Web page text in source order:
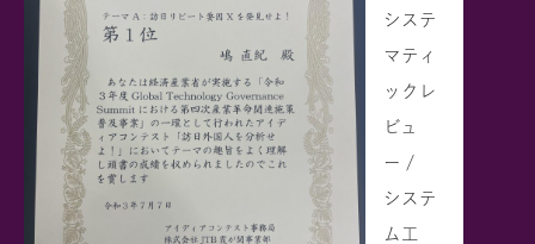
システ
マティ
ックレ
ビュ
ー /
システ
ム工